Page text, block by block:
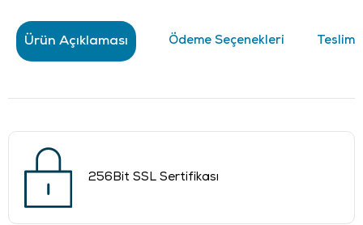
Ürün Açıklaması Ödeme Seçenekleri
256Bit SSL Sertifikası